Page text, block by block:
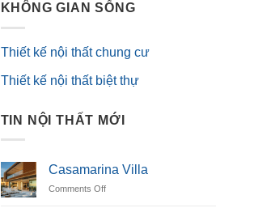
KHÔNG GIAN SỐNG
Thiết kế nội thất chung cư
Thiết kế nội thất biệt thự
TIN NỘI THẤT MỚI
Casamarina Villa
Comments Offon